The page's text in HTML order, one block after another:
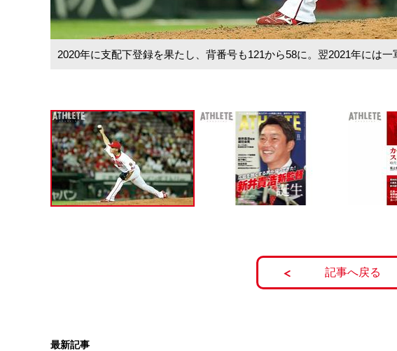
2020年に支配下登録を果たし、背番号も121から58に。翌2021年には
記事へ戻る
最新記事